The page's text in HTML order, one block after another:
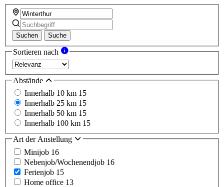
Suchen Suche
Sortieren nach
Abstände
Innerhalb 10 km 15
Innerhalb 25 km 15
Innerhalb 50 km 15
Innerhalb 100 km 15
Art der Anstellung
Minijob 16
Nebenjob/Wochenendjob 16
Ferienjob 15
Home office 13